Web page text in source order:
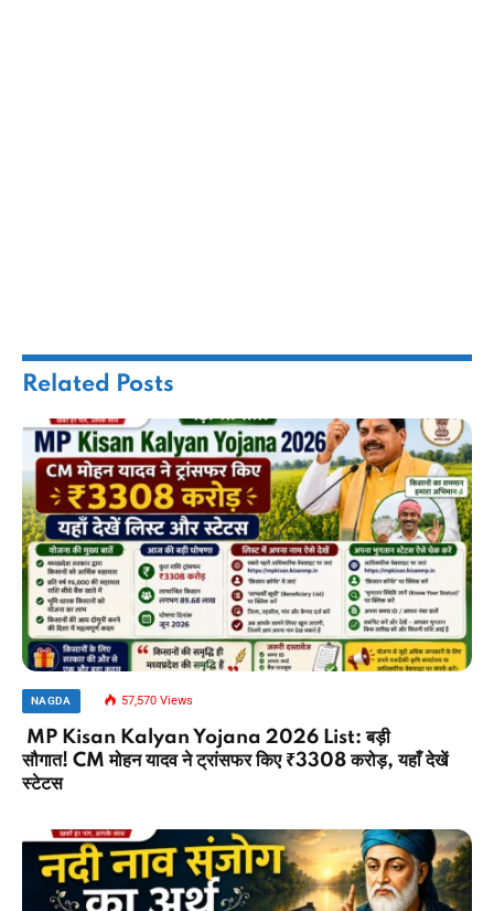
Related Posts
NAGDA 57,570 Views
MP Kisan Kalyan Yojana 2026 List: बड़ी
सौगात! CM मोहन यादव ने ट्रांसफर किए ₹3308 करोड़, यहाँ देखें
स्टेटस